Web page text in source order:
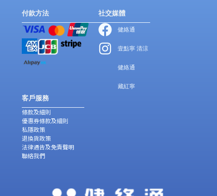
付款方法 社交媒體
健絡通
壹點寧 清涼
健絡通
藏紅寧
客戶服務
條款及細則
優惠券條款及細則
私隱政策
退換貨政策
法律通告及免責聲明
聯絡我們